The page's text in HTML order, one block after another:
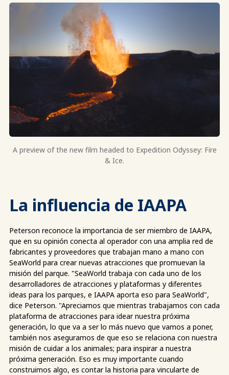
A preview of the new film headed to Expedition Odyssey: Fire
& Ice.
La influencia de IAAPA
Peterson reconoce la importancia de ser miembro de IAAPA,
que en su opinión conecta al operador con una amplia red de
fabricantes y proveedores que trabajan mano a mano con
SeaWorld para crear nuevas atracciones que promuevan la
misión del parque. "SeaWorld trabaja con cada uno de los
desarrolladores de atracciones y plataformas y diferentes
ideas para los parques, e IAAPA aporta eso para SeaWorld",
dice Peterson. "Apreciamos que mientras trabajamos con cada
plataforma de atracciones para idear nuestra próxima
generación, lo que va a ser lo más nuevo que vamos a poner,
también nos aseguramos de que eso se relaciona con nuestra
misión de cuidar a los animales; para inspirar a nuestra
próxima generación. Eso es muy importante cuando
construimos algo, es contar la historia para vincularte de